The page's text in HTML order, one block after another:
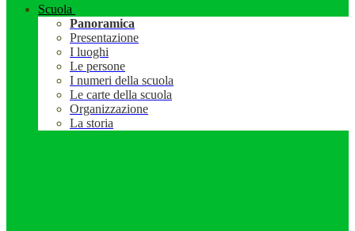
Scuola
Panoramica
Presentazione
I luoghi
Le persone
I numeri della scuola
Le carte della scuola
Organizzazione
La storia